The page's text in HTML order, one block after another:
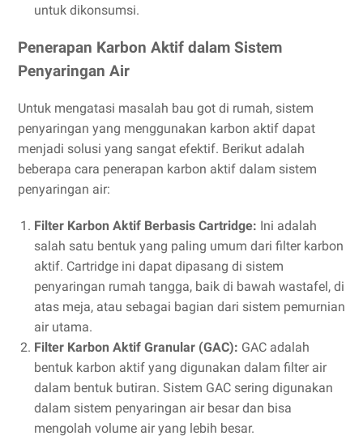
untuk dikonsumsi.
Penerapan Karbon Aktif dalam Sistem
Penyaringan Air
Untuk mengatasi masalah bau got di rumah, sistem
penyaringan yang menggunakan karbon aktif dapat
menjadi solusi yang sangat efektif. Berikut adalah
beberapa cara penerapan karbon aktif dalam sistem
penyaringan air:
Filter Karbon Aktif Berbasis Cartridge: Ini adalah
salah satu bentuk yang paling umum dari filter karbon
aktif. Cartridge ini dapat dipasang di sistem
penyaringan rumah tangga, baik di bawah wastafel, di
atas meja, atau sebagai bagian dari sistem pemurnian
air utama.
Filter Karbon Aktif Granular (GAC): GAC adalah
bentuk karbon aktif yang digunakan dalam filter air
dalam bentuk butiran. Sistem GAC sering digunakan
dalam sistem penyaringan air besar dan bisa
mengolah volume air yang lebih besar.